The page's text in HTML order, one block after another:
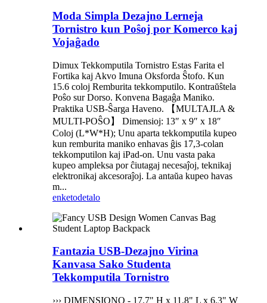
Moda Simpla Dezajno Lerneja
Tornistro kun Poŝoj por Komerco kaj
Vojaĝado
Dimux Tekkomputila Tornistro Estas Farita el
Fortika kaj Akvo Imuna Oksforda Ŝtofo. Kun
15.6 coloj Remburita tekkomputilo. Kontraŭŝtela
Poŝo sur Dorso. Konvena Bagaĝa Maniko.
Praktika USB-Ŝarga Haveno. 【MULTAJLA &
MULTI-POŜO】 Dimensioj: 13″ x 9″ x 18″
Coloj (L*W*H); Unu aparta tekkomputila kupeo
kun remburita maniko enhavas ĝis 17,3-colan
tekkomputilon kaj iPad-on. Unu vasta paka
kupeo ampleksa por ĉiutagaj necesaĵoj, teknikaj
elektronikaj akcesoraĵoj. La antaŭa kupeo havas
m...
enketodetalo
Fantazia USB-Dezajno Virina
Kanvasa Sako Studenta
Tekkomputila Tornistro
››› DIMENSIONO - 17.7" H x 11.8" L x 6.3" W